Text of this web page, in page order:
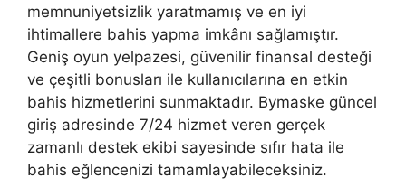
memnuniyetsizlik yaratmamış ve en iyi
ihtimallere bahis yapma imkânı sağlamıştır.
Geniş oyun yelpazesi, güvenilir finansal desteği
ve çeşitli bonusları ile kullanıcılarına en etkin
bahis hizmetlerini sunmaktadır. Bymaske güncel
giriş adresinde 7/24 hizmet veren gerçek
zamanlı destek ekibi sayesinde sıfır hata ile
bahis eğlencenizi tamamlayabileceksiniz.